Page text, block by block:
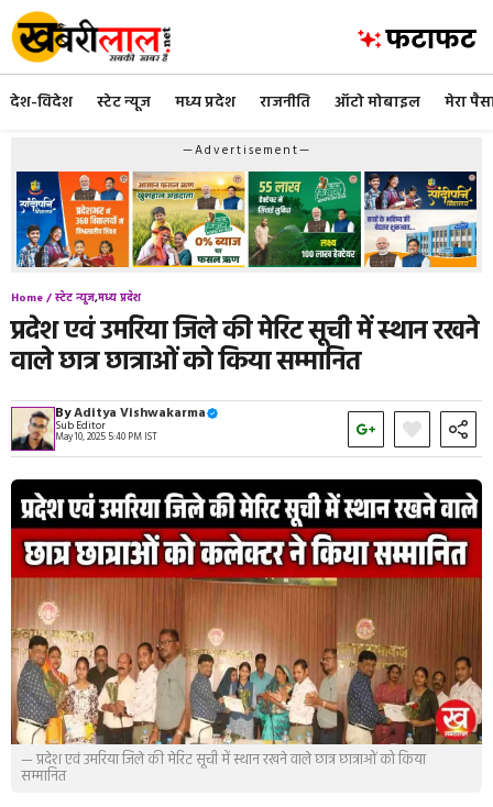
Skip
to
content
देश-विदेश स्टेट न्यूज मध्य प्रदेश राजनीति ऑटो मोबाइल मेरा
—Advertisement—
Home /स्टेट न्यूज,मध्य प्रदेश
प्रदेश एवं उमरिया जिले की मेरिट सूची में स्थान रखने
वाले छात्र छात्राओं को किया सम्मानित
ByAditya Vishwakarma
Sub Editor
May 10, 2025 5:40 PM IST
— प्रदेश एवं उमरिया जिले की मेरिट सूची में स्थान रखने वाले छात्र छात्राओं को किया
सम्मानित